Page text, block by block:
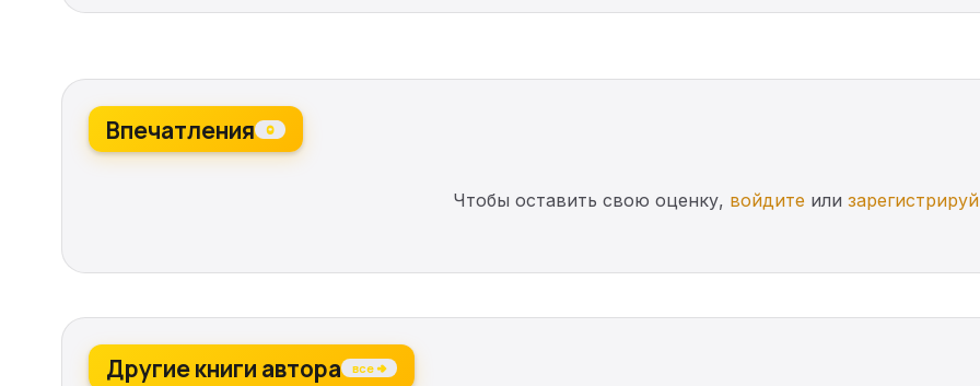
Впечатления 0
Чтобы оставить свою оценку, войдите или
Другие книги автора все →